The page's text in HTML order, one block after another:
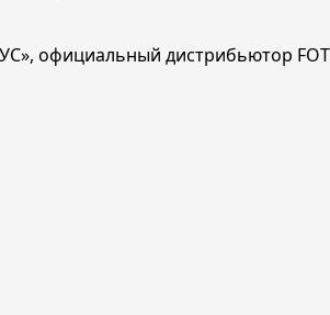
официальный дистрибьютор